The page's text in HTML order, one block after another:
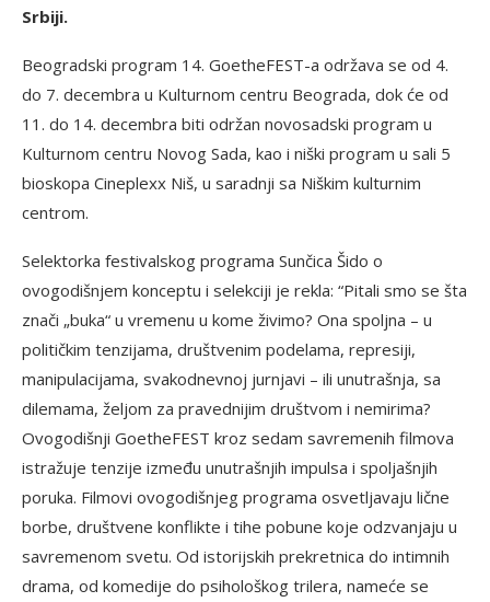
Srbiji.
Beogradski program 14. GoetheFEST-a održava se od 4.
do 7. decembra u Kulturnom centru Beograda, dok će od
11. do 14. decembra biti održan novosadski program u
Kulturnom centru Novog Sada, kao i niški program u sali 5
bioskopa Cineplexx Niš, u saradnji sa Niškim kulturnim
centrom.
Selektorka festivalskog programa Sunčica Šido o
ovogodišnjem konceptu i selekciji je rekla: “Pitali smo se šta
znači „buka“ u vremenu u kome živimo? Ona spoljna – u
političkim tenzijama, društvenim podelama, represiji,
manipulacijama, svakodnevnoj jurnjavi – ili unutrašnja, sa
dilemama, željom za pravednijim društvom i nemirima?
Ovogodišnji GoetheFEST kroz sedam savremenih filmova
istražuje tenzije između unutrašnjih impulsa i spoljašnjih
poruka. Filmovi ovogodišnjeg programa osvetljavaju lične
borbe, društvene konflikte i tihe pobune koje odzvanjaju u
savremenom svetu. Od istorijskih prekretnica do intimnih
drama, od komedije do psihološkog trilera, nameće se